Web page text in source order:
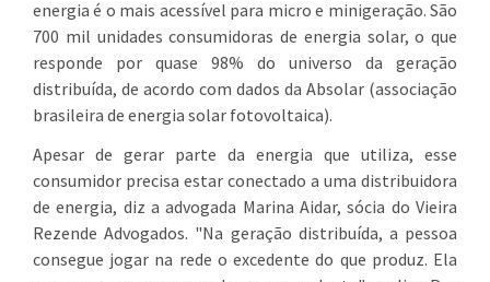
energia é o mais acessível para micro e minigeração. São
700 mil unidades consumidoras de energia solar, o que
responde por quase 98% do universo da geração
distribuída, de acordo com dados da Absolar (associação
brasileira de energia solar fotovoltaica).
Apesar de gerar parte da energia que utiliza, esse
consumidor precisa estar conectado a uma distribuidora
de energia, diz a advogada Marina Aidar, sócia do Vieira
Rezende Advogados. "Na geração distribuída, a pessoa
consegue jogar na rede o excedente do que produz. Ela